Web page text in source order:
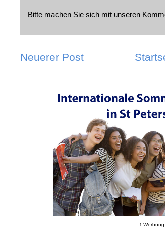
Bitte machen Sie sich mit unseren
Neuerer Post
↑ Werbung